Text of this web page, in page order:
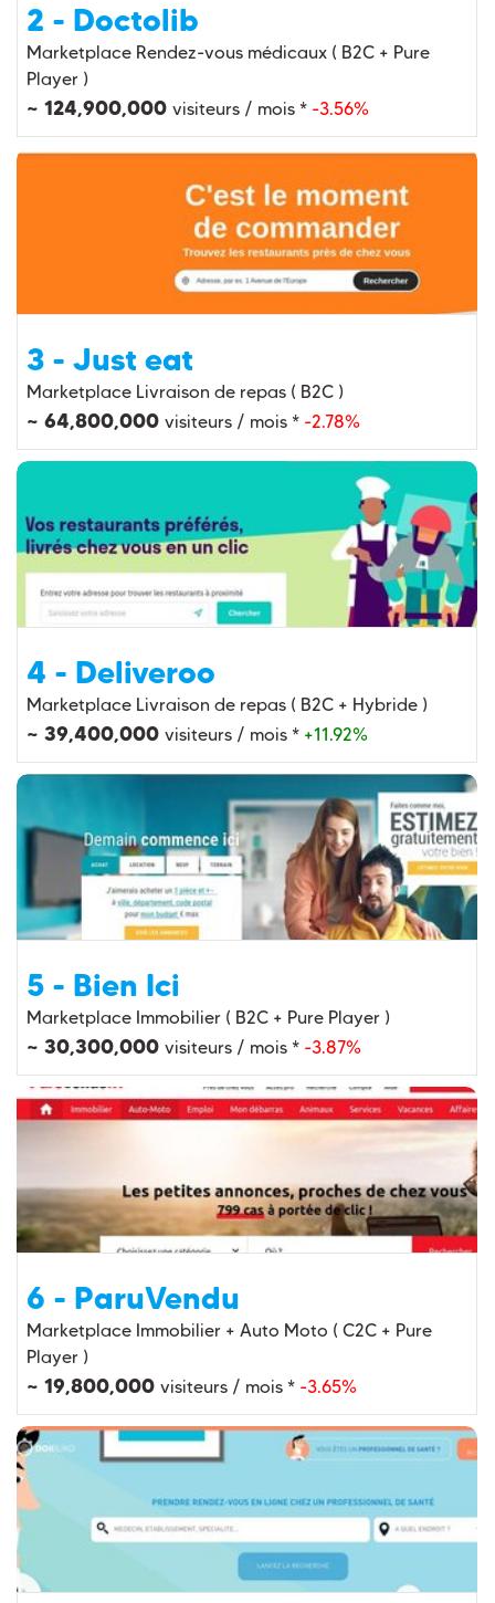
2 - Doctolib
Marketplace Rendez-vous médicaux ( B2C + Pure
Player )
~ 124,900,000 visiteurs / mois * -3.56%
3 - Just eat
Marketplace Livraison de repas ( B2C )
~ 64,800,000 visiteurs / mois * -2.78%
4 - Deliveroo
Marketplace Livraison de repas ( B2C + Hybride )
~ 39,400,000 visiteurs / mois * +11.92%
5 - Bien Ici
Marketplace Immobilier ( B2C + Pure Player )
~ 30,300,000 visiteurs / mois * -3.87%
6 - ParuVendu
Marketplace Immobilier + Auto Moto ( C2C + Pure
Player )
~ 19,800,000 visiteurs / mois * -3.65%